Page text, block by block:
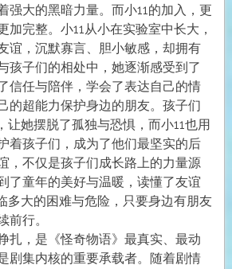
强大的黑暗力量。而小11的加入，更
加完整。小11从小在实验室中长大，
谊，沉默寡言、胆小敏感，却拥有
孩子们的相处中，她逐渐感受到了
信任与陪伴，学会了表达自己的情
的超能力保护身边的朋友。孩子们
让她摆脱了孤独与恐惧，而小11也用
着孩子们，成为了他们最坚实的后
，不仅是孩子们成长路上的力量源
了童年的美好与温暖，读懂了友谊
大的困难与危险，只要身边有朋友
前行。
扎，是《怪奇物语》最真实、最动
剧集内核的重要承载者。随着剧情